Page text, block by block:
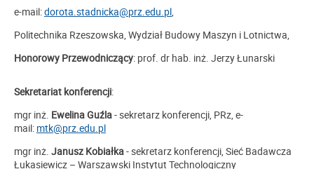
e-mail:dorota.stadnicka@prz.edu.pl,
Politechnika Rzeszowska, Wydział Budowy Maszyn i Lotnictwa­,
Honorowy Przewodniczący: prof. dr hab. inż. Jerzy Łunarski
Sekretariat konferencji:
mgr inż. Ewelina Guźla- sekretarz konferencji, PRz, e-
mail: mtk@prz.edu.pl
mgr inż. Janusz Kobiałka- sekretarz konferencji, Sieć Badawcza
Łukasiewicz – Warszawski Instytut Technologiczny